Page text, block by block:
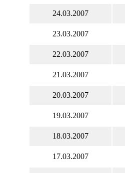
24.03.2007
23.03.2007
22.03.2007
21.03.2007
20.03.2007
19.03.2007
18.03.2007
17.03.2007